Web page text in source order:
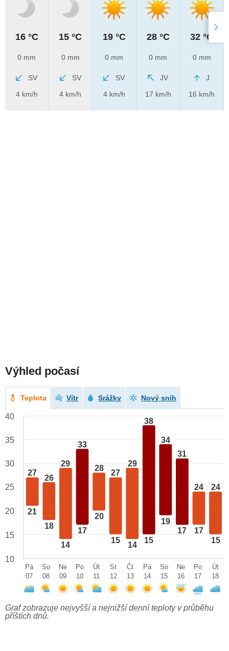
16 °C
0 mm
SV
4 km/h
15 °C
0 mm
SV
4 km/h
19 °C
0 mm
SV
4 km/h
28 °C
0 mm
JV
17 km/h
32 °C
0 mm
J
16 km/h
Výhled počasí
Teplota Vítr Srážky Nový sníh
27
21
26
18
29
14
33
17
28
20
27
15
29
14
38
15
34
19
31
17
24
17
24
15
40
35
30
25
20
15
10
Pá
07
So
08
Ne
09
Po
10
Út
11
St
12
Čt
13
Pá
14
So
15
Ne
16
Po
17
Út
18
Graf zobrazuje nejvyšší a nejnižší denní teploty v průběhu
příštích dnů.